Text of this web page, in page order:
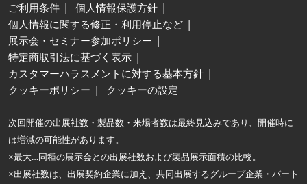
ご利用条件
個人情報保護方針
個人情報に関する修正・利用停止など
展示会・セミナー参加ポリシー
特定商取引法に基づく表示
カスタマーハラスメントに対する基本方針
クッキーポリシー
クッキーの設定
次回開催の出展社数・製品数・来場者数は最終見込みであり、開催時に
は増減の可能性があります。
※最大…同種の展示会との出展社数および製品展示面積の比較。
※出展社数は、出展契約企業に加え、共同出展するグループ企業・パート